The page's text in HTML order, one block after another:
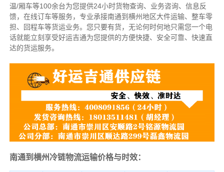
温/厢车等100余台为您提供24小时货物查询、业务咨询、信息反
馈，在线订车等服务， 专业承接南通到横州地区大件运输、整车零
担、回程车等货运业务。 您只要有货，无论何时何地只需您一个电
话就能立刻享受好运吉通为您提供的方便快捷、安全可靠、快速直
达的货运服务。
南通到横州冷链物流运输价格与时效：